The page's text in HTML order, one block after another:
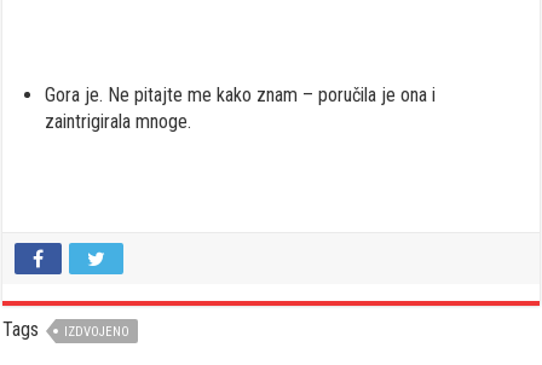
Gora je. Ne pitajte me kako znam – poručila je ona i
zaintrigirala mnoge.
Tags IZDVOJENO